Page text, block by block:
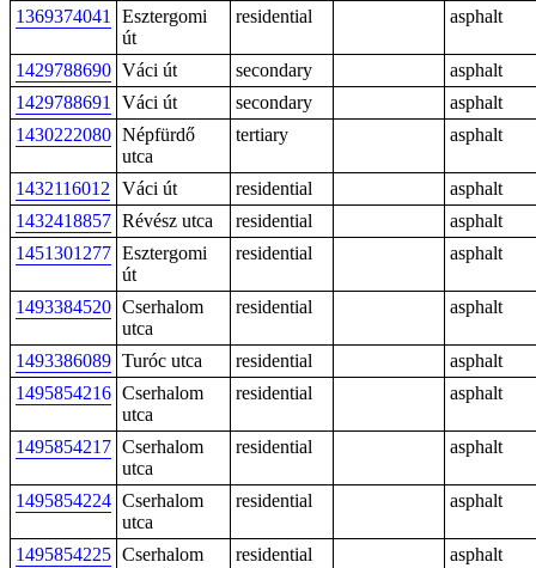
1369374041
Esztergomi
út
residential asphalt
1429788690 Váci út secondary
asphalt
1429788691
Váci út secondary
asphalt
1430222080 Népfürdő
utca
tertiary asphalt
1432116012 Váci út residential
asphalt
1432418857 Révész utca residential
asphalt
1451301277 Esztergomi
út
residential asphalt
1493384520 Cserhalom
utca
residential asphalt
1493386089 Turóc utca residential
asphalt
1495854216 Cserhalom
utca
residential asphalt
1495854217 Cserhalom
utca
residential asphalt
1495854224 Cserhalom
utca
residential asphalt
1495854225 Cserhalom
residential asphalt